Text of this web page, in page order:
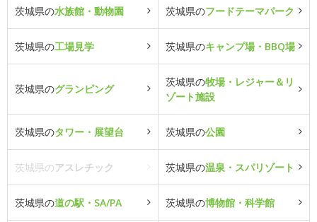
茨城県の水族館・動物園 茨城県のフードテーマパーク
茨城県の工場見学 茨城県のキャンプ場・BBQ場
茨城県のグランピング
茨城県の牧場・レジャー＆リ
ゾート施設
茨城県のタワー・展望台 茨城県の公園
茨城県のアスレチック 茨城県の温泉・スパリゾート
茨城県の道の駅・SA/PA 茨城県の博物館・科学館